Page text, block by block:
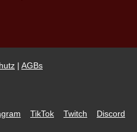
| AGBs
TikTok Twitch Discord